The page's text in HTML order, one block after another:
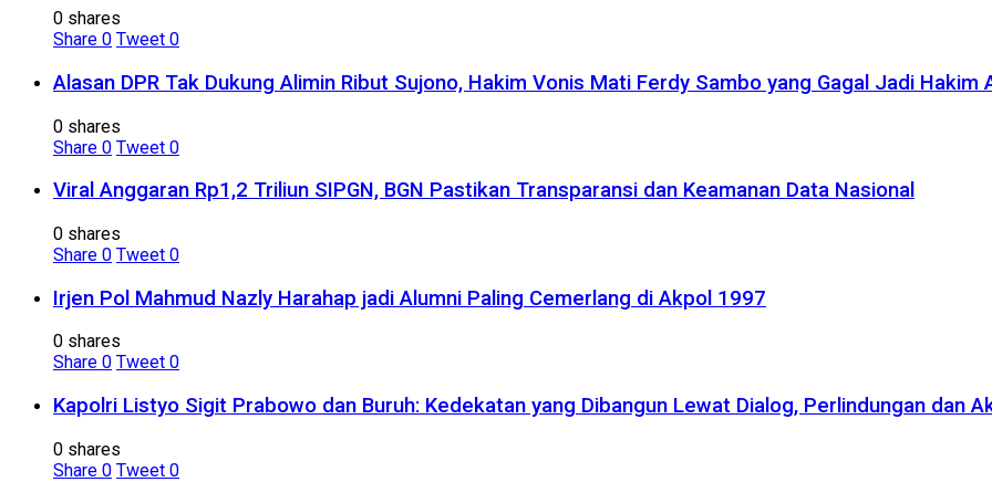
0 shares
Share 0 Tweet 0
Alasan DPR Tak Dukung Alimin Ribut Sujono, Hakim Vonis Mati Ferdy Sambo yang Gagal Jadi Hakim
0 shares
Share 0 Tweet 0
Viral Anggaran Rp1,2 Triliun SIPGN, BGN Pastikan Transparansi dan Keamanan Data Nasional
0 shares
Share 0 Tweet 0
Irjen Pol Mahmud Nazly Harahap jadi Alumni Paling Cemerlang di Akpol 1997
0 shares
Share 0 Tweet 0
Kapolri Listyo Sigit Prabowo dan Buruh: Kedekatan yang Dibangun Lewat Dialog, Perlindungan dan
0 shares
Share 0 Tweet 0